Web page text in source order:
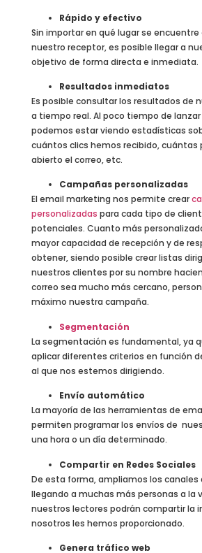
Rápido y efectivo
Sin importar en qué lugar se
nuestro receptor, es posible llegar a
objetivo de forma directa e inmediata.
Resultados inmediatos
Es posible consultar los resultados de
a tiempo real. Al poco tiempo de
podemos estar viendo estadísticas
cuántos clics hemos recibido, cuántas
abierto el correo, etc.
Campañas personalizadas
El email marketing nos permite crear
personalizadas para cada tipo de
potenciales. Cuanto más
mayor capacidad de recepción y de
obtener, siendo posible crear listas
nuestros clientes por su nombre
correo sea mucho más cercano,
máximo nuestra campaña.
Segmentación
La segmentación es fundamental, ya
aplicar diferentes criterios en función
al que nos estemos dirigiendo.
Envío automático
La mayoría de las herramientas de
permiten programar los envíos de
una hora o un día determinado.
Compartir en Redes Sociales
De esta forma, ampliamos los canales
llegando a muchas más personas a la
nuestros lectores podrán compartir la
nosotros les hemos proporcionado.
Genera tráfico web